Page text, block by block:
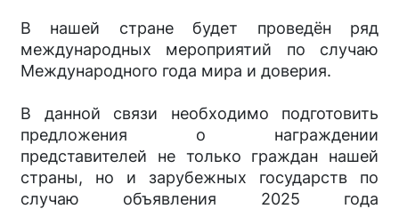
В нашей стране будет проведён ряд
международных мероприятий по случаю
Международного года мира и доверия.
В данной связи необходимо подготовить
предложения о награждении
представителей не только граждан нашей
страны, но и зарубежных государств по
случаю объявления 2025 года